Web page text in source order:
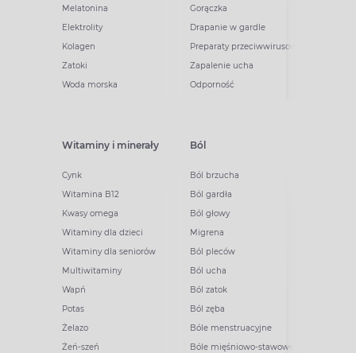
Melatonina
Elektrolity
Kolagen
Zatoki
Woda morska
Gorączka
Drapanie w gardle
Preparaty przeciwwirusowe
Zapalenie ucha
Odporność
Witaminy i minerały
Cynk
Witamina B12
Kwasy omega
Witaminy dla dzieci
Witaminy dla seniorów
Multiwitaminy
Wapń
Potas
Żelazo
Żeń-szeń
Ból
Ból brzucha
Ból gardła
Ból głowy
Migrena
Ból pleców
Ból ucha
Ból zatok
Ból zęba
Bóle menstruacyjne
Bóle mięśniowo-stawowe